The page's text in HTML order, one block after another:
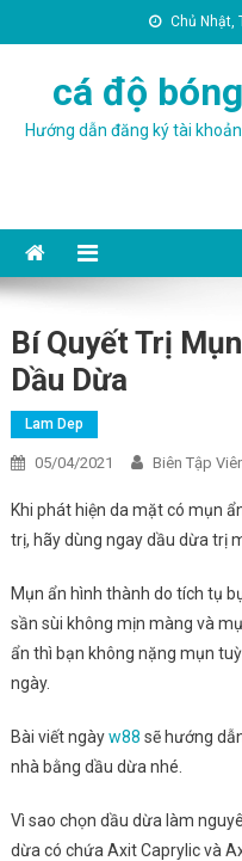
Chủ Nhật,
cá độ
Hướng dẫn đăng ký tài
Bí Quyết Trị
Dầu Dừa
Lam Dep
05/04/2021 Biên Tập
Khi phát hiện da mặt có mụn
trị, hãy dùng ngay dầu dừa trị
Mụn ẩn hình thành do tích tụ
sần sùi không mịn màng và
ẩn thì bạn không nặng mụn
ngày.
Bài viết ngàyw88 sẽ hướng
nhà bằng dầu dừa nhé.
Vì sao chọn dầu dừa làm
dừa có chứa Axit Caprylic và